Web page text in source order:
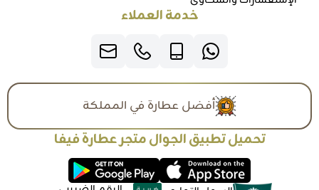
خدمة العملاء
أفضل عطارة في المملكة
تحميل تطبيق الجوال متجر عطارة فيفا